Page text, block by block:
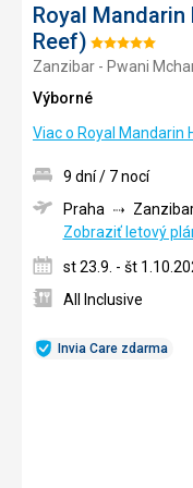
Royal
Reef) Hodnotenie:
5/5
Zanzibar - Pwani
Výborné
Viac o Royal Mandarin
Invia Care zdarma
9 dní / 7 nocí
Praha
Zobraziť letový
st 23.9. - št
All Inclusive